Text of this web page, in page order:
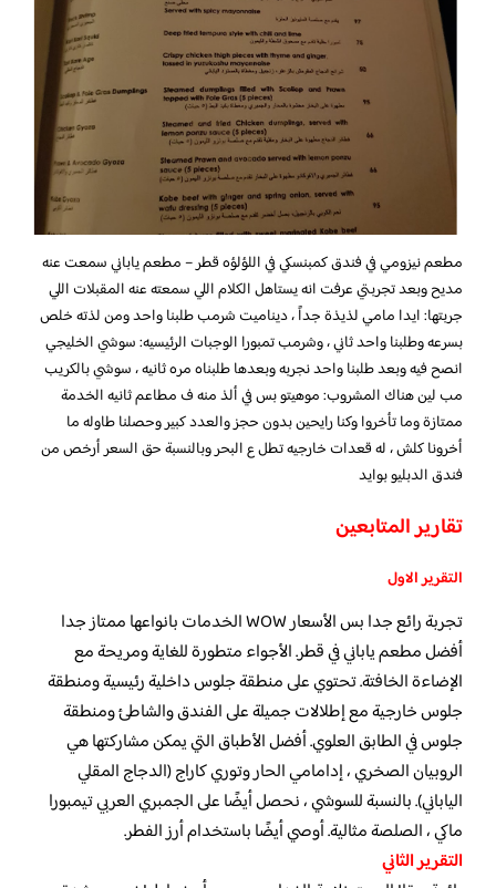
مطعم نيزومي في فندق كمبنسكي في اللؤلؤه قطر – مطعم ياباني سمعت عنه
مديح وبعد تجربتي عرفت انه يستاهل الكلام اللي سمعته عنه المقبلات اللي
جربتها: ايدا مامي لذيذة جداً ، ديناميت شرمب طلبنا واحد ومن لذته خلص
بسرعه وطلبنا واحد ثاني ، وشرمب تمبورا الوجبات الرئيسيه: سوشي الخليجي
انصح فيه وبعد طلبنا واحد نجربه وبعدها طلبناه مره ثانيه ، سوشي بالكريب
مب لين هناك المشروب: موهيتو بس في ألذ منه ف مطاعم ثانيه الخدمة
ممتازة وما تأخروا وكنا رايحين بدون حجز والعدد كبير وحصلنا طاوله ما
أخرونا كلش ، له قعدات خارجيه تطل ع البحر وبالنسبة حق السعر أرخص من
فندق الدبليو بوايد
تقارير المتابعين
التقرير الاول
تجربة رائع جدا بس الأسعار WOW الخدمات بانواعها ممتاز جدا
أفضل مطعم ياباني في قطر. الأجواء متطورة للغاية ومريحة مع
الإضاءة الخافتة. تحتوي على منطقة جلوس داخلية رئيسية ومنطقة
جلوس خارجية مع إطلالات جميلة على الفندق والشاطئ ومنطقة
جلوس في الطابق العلوي. أفضل الأطباق التي يمكن مشاركتها هي
الروبيان الصخري ، إدامامي الحار وتوري كاراج (الدجاج المقلي
الياباني). بالنسبة للسوشي ، نحصل أيضًا على الجمبري العربي تيمبورا
ماكي ، الصلصة مثالية. أوصي أيضًا باستخدام أرز الفطر.
التقرير الثاني